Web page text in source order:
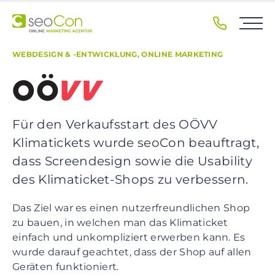
k
p
o
p
i
m
r
y
a
v
i
g
a
WEBDESIGN & -ENTWICKLUNG, ONLINE MARKETING
Für den Verkaufsstart des OÖVV
Klimatickets wurde seoCon beauftragt,
dass Screendesign sowie die Usability
des Klimaticket-Shops zu verbessern.
Das Ziel war es einen nutzerfreundlichen Shop
zu bauen, in welchen man das Klimaticket
einfach und unkompliziert erwerben kann. Es
wurde darauf geachtet, dass der Shop auf allen
Geräten funktioniert.